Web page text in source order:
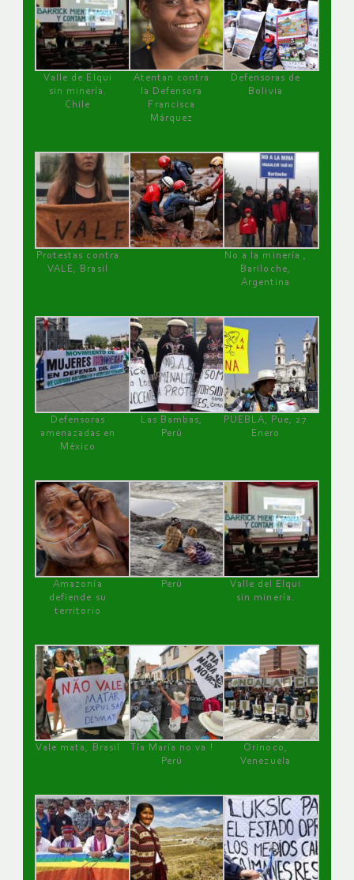
Valle de Elqui
sin minería.
Chile
Atentan contra
la Defensora
Francisca
Márquez
Defensoras de
Bolivia
Protestas contra
VALE, Brasil
No a la minería ,
Bariloche,
Argentina
Defensoras
amenazadas en
México
Las Bambas,
Perú
PUEBLA, Pue, 27
Enero
Amazonía
defiende su
territorio
Perú
Valle del Elqui
sin minería.
Vale mata, Brasil
Tía María no va !
Perú
Orinoco,
Venezuela